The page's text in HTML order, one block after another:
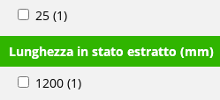
25 (1)
Lunghezza in stato estratto (mm)
1200 (1)